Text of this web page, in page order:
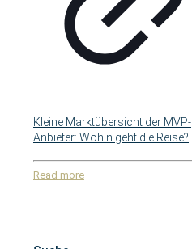
Kleine Marktübersicht der MVP-
Anbieter: Wohin geht die Reise?
Read more